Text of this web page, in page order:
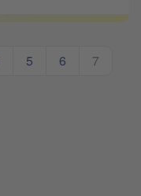
5 6 7